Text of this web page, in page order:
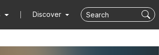
Discover